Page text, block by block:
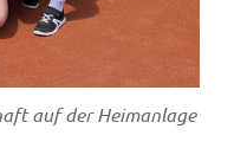
auf der Heimanlage